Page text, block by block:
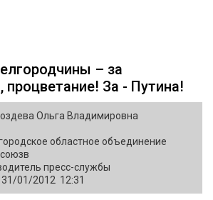
– за
процветание! За - Путина!
Ольга Владимировна
областное объединение
пресс-службы
31/01/2012 12:31